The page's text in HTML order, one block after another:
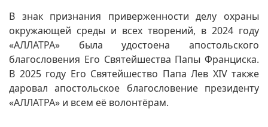
В знак признания приверженности делу охраны
окружающей среды и всех творений, в 2024 году
«АЛЛАТРА» была удостоена апостольского
благословения Его Святейшества Папы Франциска.
В 2025 году Его Святейшество Папа Лев XIV также
даровал апостольское благословение президенту
«АЛЛАТРА» и всем её волонтёрам.